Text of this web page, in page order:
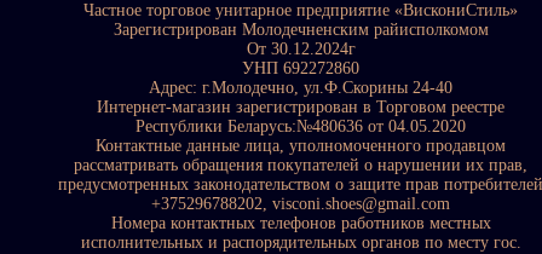
Частное торговое унитарное предприятие «ВискониСтиль»
Зарегистрирован Молодечненским райисполкомом
От 30.12.2024г
УНП 692272860
Адрес: г.Молодечно, ул.Ф.Скорины 24-40
Интернет-магазин зарегистрирован в Торговом реестре
Республики Беларусь:№480636 от 04.05.2020
Контактные данные лица, уполномоченного продавцом
рассматривать обращения покупателей о нарушении их прав,
предусмотренных законодательством о защите прав потребителей
+375296788202, visconi.shoes@gmail.com
Номера контактных телефонов работников местных
исполнительных и распорядительных органов по месту гос.